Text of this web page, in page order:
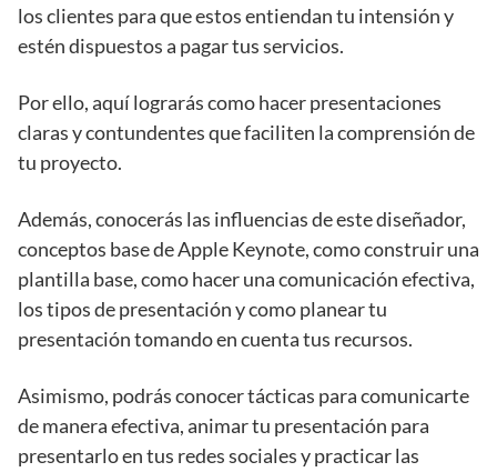
los clientes para que estos entiendan tu intensión y
estén dispuestos a pagar tus servicios.
Por ello, aquí lograrás como hacer presentaciones
claras y contundentes que faciliten la comprensión de
tu proyecto.
Además, conocerás las influencias de este diseñador,
conceptos base de Apple Keynote, como construir una
plantilla base, como hacer una comunicación efectiva,
los tipos de presentación y como planear tu
presentación tomando en cuenta tus recursos.
Asimismo, podrás conocer tácticas para comunicarte
de manera efectiva, animar tu presentación para
presentarlo en tus redes sociales y practicar las